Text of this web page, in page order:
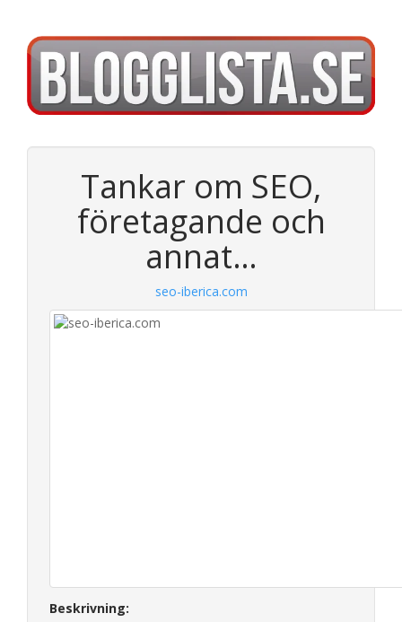
Tankar om SEO,
företagande och
annat…
seo-iberica.com
Beskrivning: